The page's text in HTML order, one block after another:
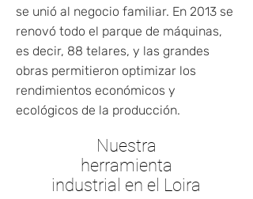
se unió al negocio familiar. En 2013 se
renovó todo el parque de máquinas,
es decir, 88 telares, y las grandes
obras permitieron optimizar los
rendimientos económicos y
ecológicos de la producción.
Nuestra
herramienta
industrial en el Loira